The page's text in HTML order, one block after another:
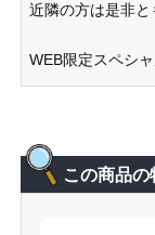
近隣の方は是非
WEB限定スペシ
この商品の